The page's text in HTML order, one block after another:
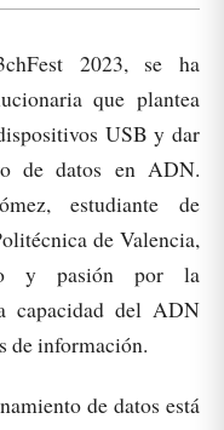
2023, se ha
que plantea
USB y dar
de datos en ADN.
estudiante de
de Valencia,
y pasión por la
capacidad del ADN
de información.
de datos está